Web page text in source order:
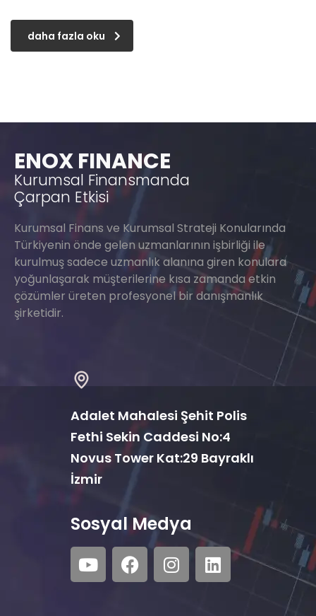
daha fazla oku
ENOX FINANCE
Kurumsal Finansmanda
Çarpan Etkisi
Kurumsal Finans ve Kurumsal Strateji Konularında
Türkiyenin önde gelen uzmanlarının işbirliği ile
kurulmuş sadece uzmanlık alanına giren konulara
yoğunlaşarak müşterilerine kısa zamanda etkin
çözümler üreten profesyonel bir danışmanlık
şirketidir.
Adalet Mahalesi Şehit Polis
Fethi Sekin Caddesi No:4
Novus Tower Kat:29 Bayraklı
İzmir
Sosyal Medya